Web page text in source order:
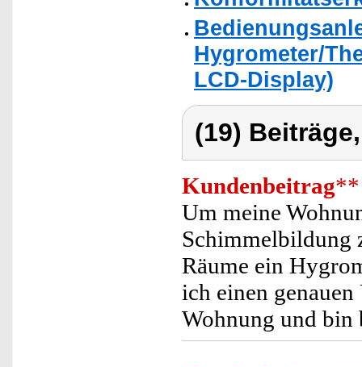
Hygrometer/
LCD-Display)
(19)
Kundenbeitrag**
Um meine
Schimmelbildung
Räume ein
ich einen
Wohnung und bin